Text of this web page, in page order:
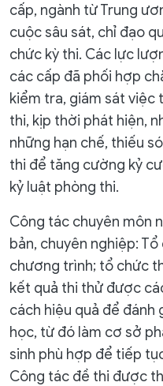
cấp, ngành từ Trung
cuộc sâu sát, chỉ đạo
chức kỳ thi. Các lực
các cấp đã phối hợp
kiểm tra, giám sát
thi, kịp thời phát hiện,
những hạn chế, thiếu
thi để tăng cường kỷ
kỷ luật phòng thi.
Công tác chuyên môn
bản, chuyên nghiệp:
chương trình; tổ chức
kết quả thi thử được
cách hiệu quả để đánh
học, từ đó làm cơ sở
sinh phù hợp để tiếp
Công tác đề thi được